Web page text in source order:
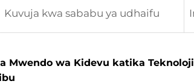
Kuvuja kwa sababu ya udhaifu
Mwendo wa Kidevu katika